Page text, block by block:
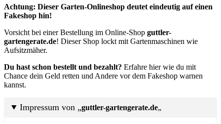
Achtung: Dieser Garten-Onlineshop deutet eindeutig auf einen
Fakeshop hin!
Vorsicht bei einer Bestellung im Online-Shop guttler-
gartengerate.de! Dieser Shop lockt mit Gartenmaschinen wie
Aufsitzmäher.
Du hast schon bestellt und bezahlt? Erfahre hier wie du mit
Chance dein Geld retten und Andere vor dem Fakeshop warnen
kannst.
Impressum von „guttler-gartengerate.de„